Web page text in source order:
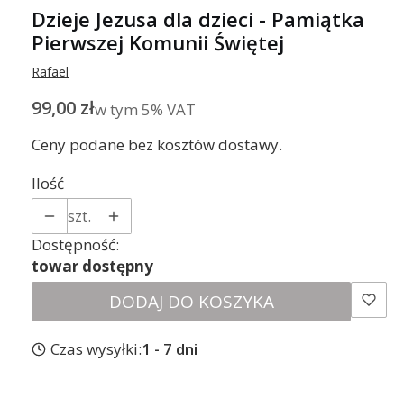
Dzieje Jezusa dla dzieci - Pamiątka
Pierwszej Komunii Świętej
Rafael
Cena
99,00 złw tym 5% VAT
w tym 5% VAT
Ceny podane bez kosztów dostawy.
Ilość
szt.
Dostępność:
towar dostępny
DODAJ DO KOSZYKA
Czas wysyłki:1 - 7 dni